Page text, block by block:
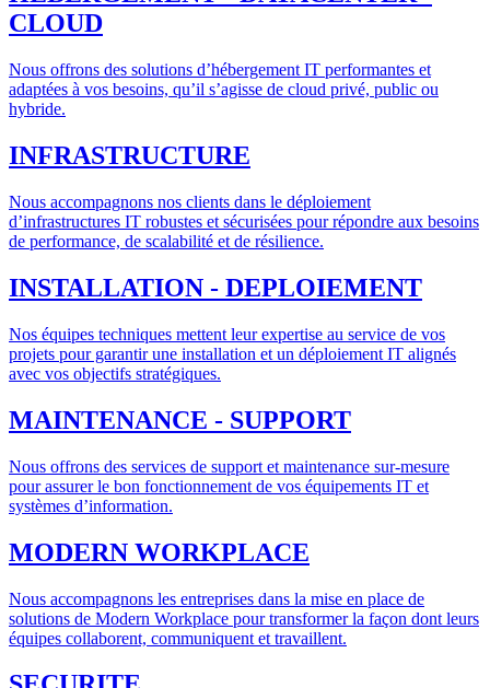
CLOUD
Nous offrons des solutions d’hébergement IT performantes et
adaptées à vos besoins, qu’il s’agisse de cloud privé, public ou
hybride.
INFRASTRUCTURE
Nous accompagnons nos clients dans le déploiement
d’infrastructures IT robustes et sécurisées pour répondre aux besoins
de performance, de scalabilité et de résilience.
INSTALLATION - DEPLOIEMENT
Nos équipes techniques mettent leur expertise au service de vos
projets pour garantir une installation et un déploiement IT alignés
avec vos objectifs stratégiques.
MAINTENANCE - SUPPORT
Nous offrons des services de support et maintenance sur-mesure
pour assurer le bon fonctionnement de vos équipements IT et
systèmes d’information.
MODERN WORKPLACE
Nous accompagnons les entreprises dans la mise en place de
solutions de Modern Workplace pour transformer la façon dont leurs
équipes collaborent, communiquent et travaillent.